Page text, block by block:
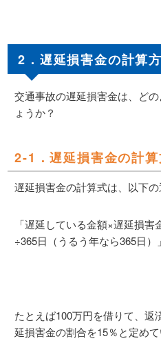
2．遅延損害金の計算
交通事故の遅延損害金は、ど
ょうか？
2-1．遅延損害金の計
遅延損害金の計算式は、以下の
「遅延している金額×遅延損
÷365日（うるう年なら365日）」
たとえば100万円を借りて、返
延損害金の割合を15％と定め